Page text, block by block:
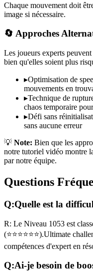
Chaque mouvement doit
image si nécessaire.
🔄 Approches
Les joueurs experts
bien qu'elles soient plus
▸Optimisation de
mouvements en
▸Technique de
chaos temporaire
▸Défi sans
sans aucune erreur
💡 Note: Bien que les
notre tutoriel vidéo montre
par notre équipe.
Questions
Q:Quelle est la
R: Le Niveau 1053 est
(⭐⭐⭐⭐⭐⭐).Ultimate
compétences d'expert en
Q:Ai-je besoin de